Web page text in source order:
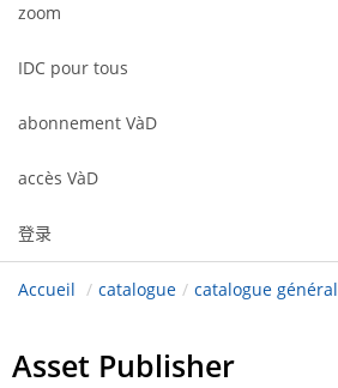
zoom
IDC pour tous
abonnement VàD
accès VàD
登录
Accueil / catalogue / catalogue général
Asset Publisher